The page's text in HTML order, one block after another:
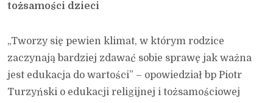
tożsamości dzieci
„Tworzy się pewien klimat, w którym rodzice
zaczynają bardziej zdawać sobie sprawę jak ważna
jest edukacja do wartości” – opowiedział bp Piotr
Turzyński o edukacji religijnej i tożsamościowej